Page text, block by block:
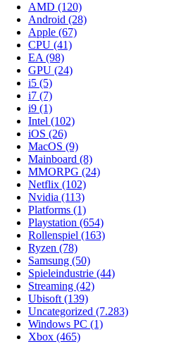
AMD (120)
Android (28)
Apple (67)
CPU (41)
EA(98)
GPU (24)
i5 (5)
i7 (7)
i9 (1)
Intel (102)
iOS (26)
MacOS (9)
Mainboard (8)
MMORPG (24)
Netflix (102)
Nvidia (113)
Platforms (1)
Playstation (654)
Rollenspiel (163)
Ryzen (78)
Samsung (50)
Spieleindustrie (44)
Streaming (42)
Ubisoft(139)
Uncategorized (7.283)
Windows PC (1)
Xbox (465)